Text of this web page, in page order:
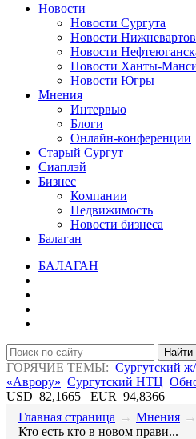
Новости
Новости Сургута
Новости
Новости
Новости Ханты-
Новости Югры
Мнения
Интервью
Блоги
Онлайн-конференции
Старый Сургут
Сиаплэй
Бизнес
Компании
Недвижимость
Новости бизнеса
Балаган
БАЛАГАН
Найти
ГОРЯЧИЕ ТЕМЫ: Сургутский
«Аврору» Сургутский НТЦ
USD 82,1665 EUR 94,8366
Главная страница → Мнения →
Кто есть кто в новом прави...